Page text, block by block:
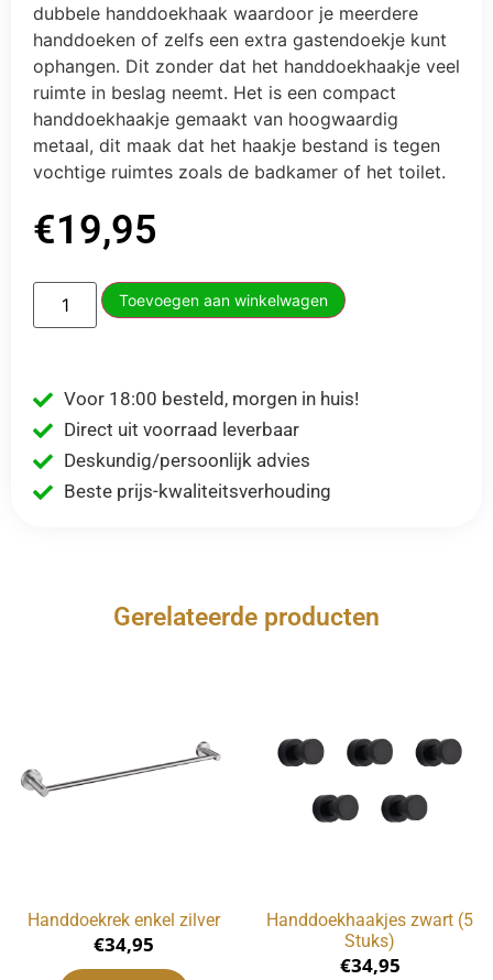
dubbele handdoekhaak waardoor je meerdere
handdoeken of zelfs een extra gastendoekje kunt
ophangen. Dit zonder dat het handdoekhaakje veel
ruimte in beslag neemt. Het is een compact
handdoekhaakje gemaakt van hoogwaardig
metaal, dit maak dat het haakje bestand is tegen
vochtige ruimtes zoals de badkamer of het toilet.
€19,95
Toevoegen aan winkelwagen
Voor 18:00 besteld, morgen in huis!
Direct uit voorraad leverbaar
Deskundig/persoonlijk advies
Beste prijs-kwaliteitsverhouding
Gerelateerde producten
Handdoekrek enkel zilver
€34,95
Handdoekhaakjes zwart (5
Stuks)
€34,95